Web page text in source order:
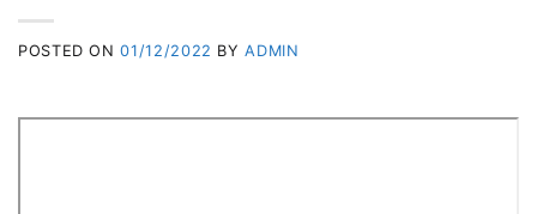
POSTED ON01/12/2022 BYADMIN